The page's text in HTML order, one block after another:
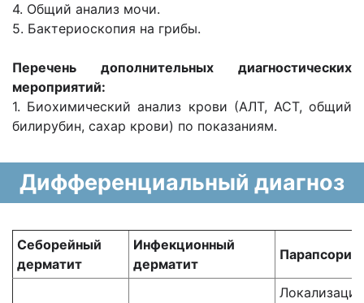
4. Общий анализ мочи.
5. Бактериоскопия на грибы.
Перечень дополнительных диагностических
мероприятий:
1. Биохимический анализ крови (АЛТ, АСТ, общий
билирубин, сахар крови) по показаниям.
Дифференциальный диагноз
Себорейный
дерматит
Инфекционный
дерматит